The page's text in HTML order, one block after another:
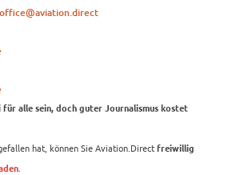
office@aviation.direct
alle sein, doch guter Journalismus kostet
hat, können Sie Aviation.Direct freiwillig